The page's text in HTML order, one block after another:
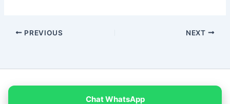
PREVIOUS NEXT
Chat WhatsApp